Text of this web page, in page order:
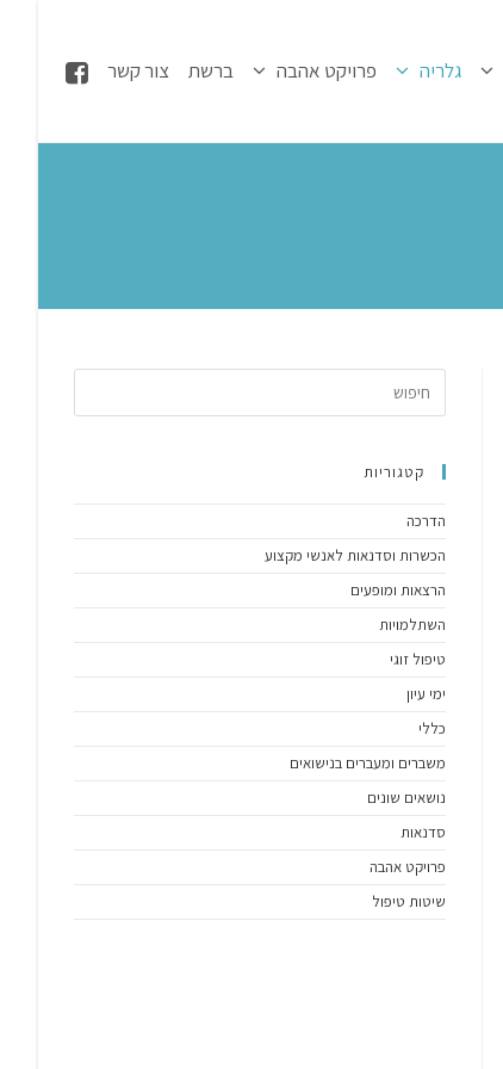
גלריה פרויקט אהבה ברשת צור קשר
קטגוריות
הדרכה
הכשרות וסדנאות לאנשי מקצוע
הרצאות ומופעים
השתלמויות
טיפול זוגי
ימי עיון
כללי
משברים ומעברים בנישואים
נושאים שונים
סדנאות
פרויקט אהבה
שיטות טיפול